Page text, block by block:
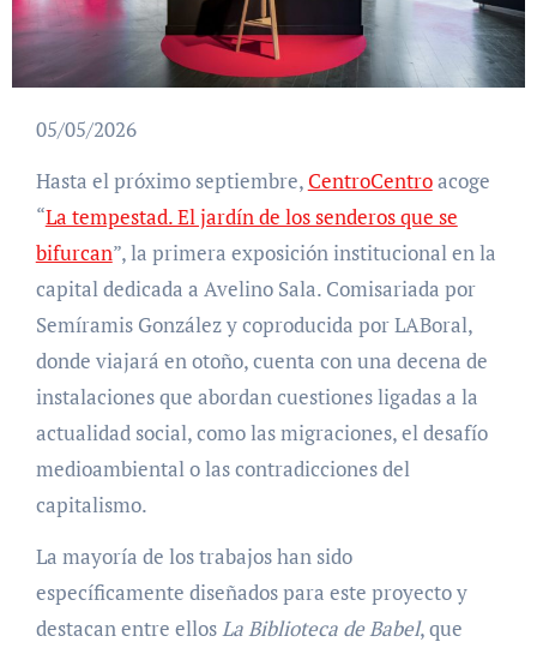
05/05/2026
Hasta el próximo septiembre, CentroCentroacoge
“La tempestad. El jardín de los senderos que se
bifurcan”, la primera exposición institucional en la
capital dedicada a Avelino Sala. Comisariada por
Semíramis González y coproducida por LABoral,
donde viajará en otoño, cuenta con una decena de
instalaciones que abordan cuestiones ligadas a la
actualidad social, como las migraciones, el desafío
medioambiental o las contradicciones del
capitalismo.
La mayoría de los trabajos han sido
específicamente diseñados para este proyecto y
destacan entre ellosLa Biblioteca de Babel, que